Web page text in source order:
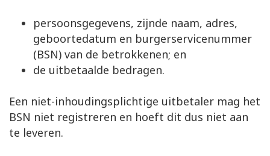
persoonsgegevens, zijnde naam, adres,
geboortedatum en burgerservicenummer
(BSN) van de betrokkenen; en
de uitbetaalde bedragen.
Een niet-inhoudingsplichtige uitbetaler mag het
BSN niet registreren en hoeft dit dus niet aan
te leveren.